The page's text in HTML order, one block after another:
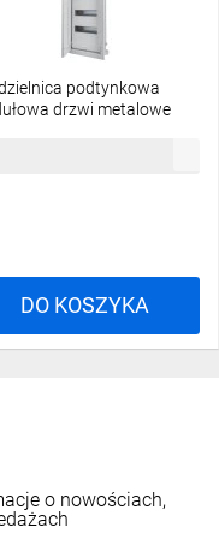
podtynkowa
drzwi metalowe
DO KOSZYKA
o nowościach,